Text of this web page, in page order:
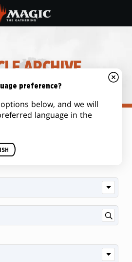
ARCHIVE
preference?
below, and we will
language in the